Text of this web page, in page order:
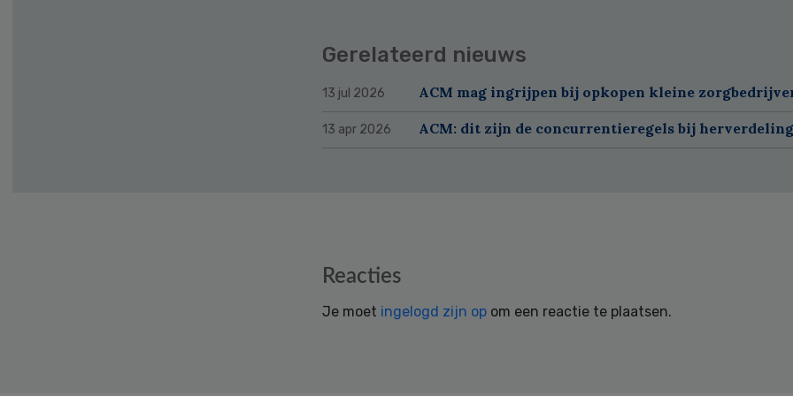
Gerelateerd nieuws
13 jul 2026 ACM mag ingrijpen bij opkopen kleine
13 apr 2026 ACM: dit zijn de concurrentieregels bij
Reacties
Je moet ingelogd zijn op om een reactie te plaatsen.